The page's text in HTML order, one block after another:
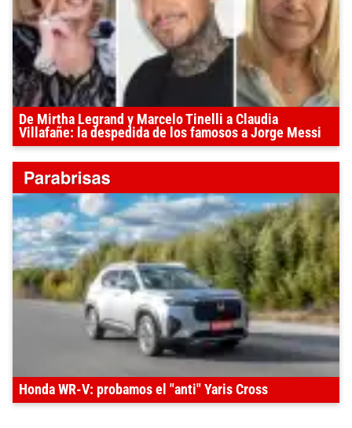
De Mirtha Legrand y Marcelo Tinelli a Claudia
Villafañe: la despedida de los famosos a Jorge Messi
Honda WR-V: probamos el "anti" Yaris Cross